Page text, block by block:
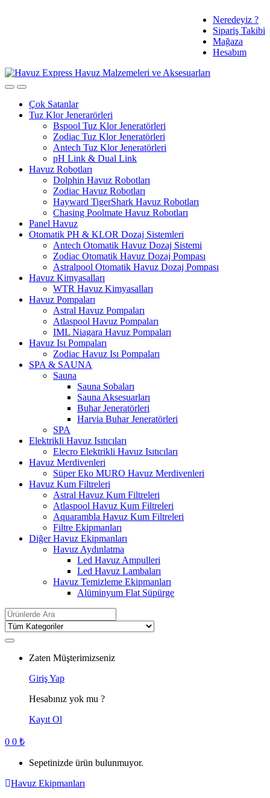
Neredeyiz ?
Sipariş Takibi
Mağaza
Hesabım
Çok Satanlar
Tuz Klor Jenerarörleri
Bspool Tuz Klor Jeneratörleri
Zodiac Tuz Klor Jeneratörleri
Antech Tuz Klor Jeneratörleri
pH Link & Dual Link
Havuz Robotları
Dolphin Havuz Robotları
Zodiac Havuz Robotları
Hayward TigerShark Havuz Robotları
Chasing Poolmate Havuz Robotları
Panel Havuz
Otomatik PH & KLOR Dozaj Sistemleri
Antech Otomatik Havuz Dozaj Sistemi
Zodiac Otomatik Havuz Dozaj Pompası
Astralpool Otomatik Havuz Dozaj Pompası
Havuz Kimyasalları
WTR Havuz Kimyasalları
Havuz Pompaları
Astral Havuz Pompaları
Atlaspool Havuz Pompaları
IML Niagara Havuz Pompaları
Havuz Isı Pompaları
Zodiac Havuz Isı Pompaları
SPA & SAUNA
Sauna
Sauna Sobaları
Sauna Aksesuarları
Buhar Jeneratörleri
Harvia Buhar Jeneratörleri
SPA
Elektrikli Havuz Isıtıcıları
Elecro Elektrikli Havuz Isıtıcıları
Havuz Merdivenleri
Süper Eko MURO Havuz Merdivenleri
Havuz Kum Filtreleri
Astral Havuz Kum Filtreleri
Atlaspool Havuz Kum Filtreleri
Aquarambla Havuz Kum Filtreleri
Filtre Ekipmanları
Diğer Havuz Ekipmanları
Havuz Aydınlatma
Led Havuz Ampulleri
Led Havuz Lambaları
Havuz Temizleme Ekipmanları
Alüminyum Flat Süpürge
Search
for:
Zaten Müşterimizseniz
Giriş Yap
Hesabınız yok mu ?
Kayıt Ol
0 0 ₺
Sepetinizde ürün bulunmuyor.
Havuz Ekipmanları
Ücretsiz Kargo ve %3 Havale İndirimi